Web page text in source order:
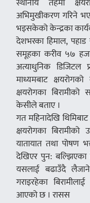
स्थानीय तहमा
अभिमुखीकरण गरिने
भइसकेको केन्द्रका
देशभरका हिमाल,
समूहका करीव ५७
अत्याधुनिक डिजिटल
माध्यमबाट
क्षयरोगका
केसीले बताए ।
गत महिनादेखि
क्षयरोगका
यातायात तथा पोषण
देखिएर पुन: बल्झिएका
यसलाई बढाउँदै
गराइरहेका
आएको छ । रासस